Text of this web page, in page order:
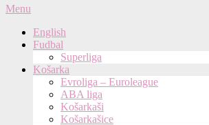
Primary
Menu
Menu
English
Fudbal
Superliga
Košarka
Evroliga – Euroleague
ABA liga
Košarkaši
Košarkašice